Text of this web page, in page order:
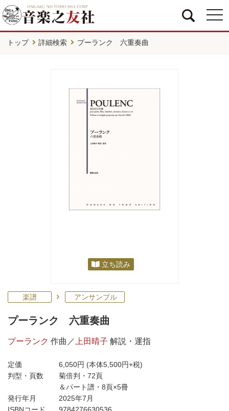
トップ 詳細検索 プーランク 六重奏曲
立ち読み
楽譜 アンサンブル
プーランク 六重奏曲
プーランク 作曲／ 上田晴子 解説・運指
定価 6,050円 (本体5,500円+税)
判型・頁数
菊倍判・72頁
＆パート譜・8頁×5冊
発行年月
2025年7月